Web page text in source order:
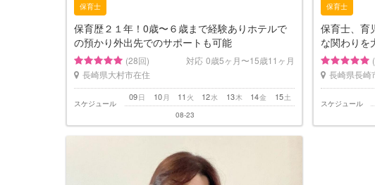
保育士
保育歴２１年！0歳〜６歳まで経験ありホテルで
の預かり外出先でのサポートも可能
(28回) 対応 0歳5ヶ月〜15歳11ヶ月
長崎県大村市在住
スケジュール
日
09 月
10 火
11 水
12 木
13 金
14 土
15
08-23
保育士
保育士、育
な関わりを
長崎県長崎
スケジュール